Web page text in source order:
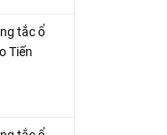
tắc ổ
Tiến